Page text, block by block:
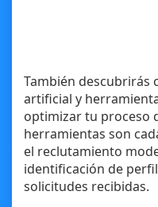
También descubrirás
artificial y
optimizar tu proceso
herramientas son
el reclutamiento
identificación de
solicitudes recibidas.